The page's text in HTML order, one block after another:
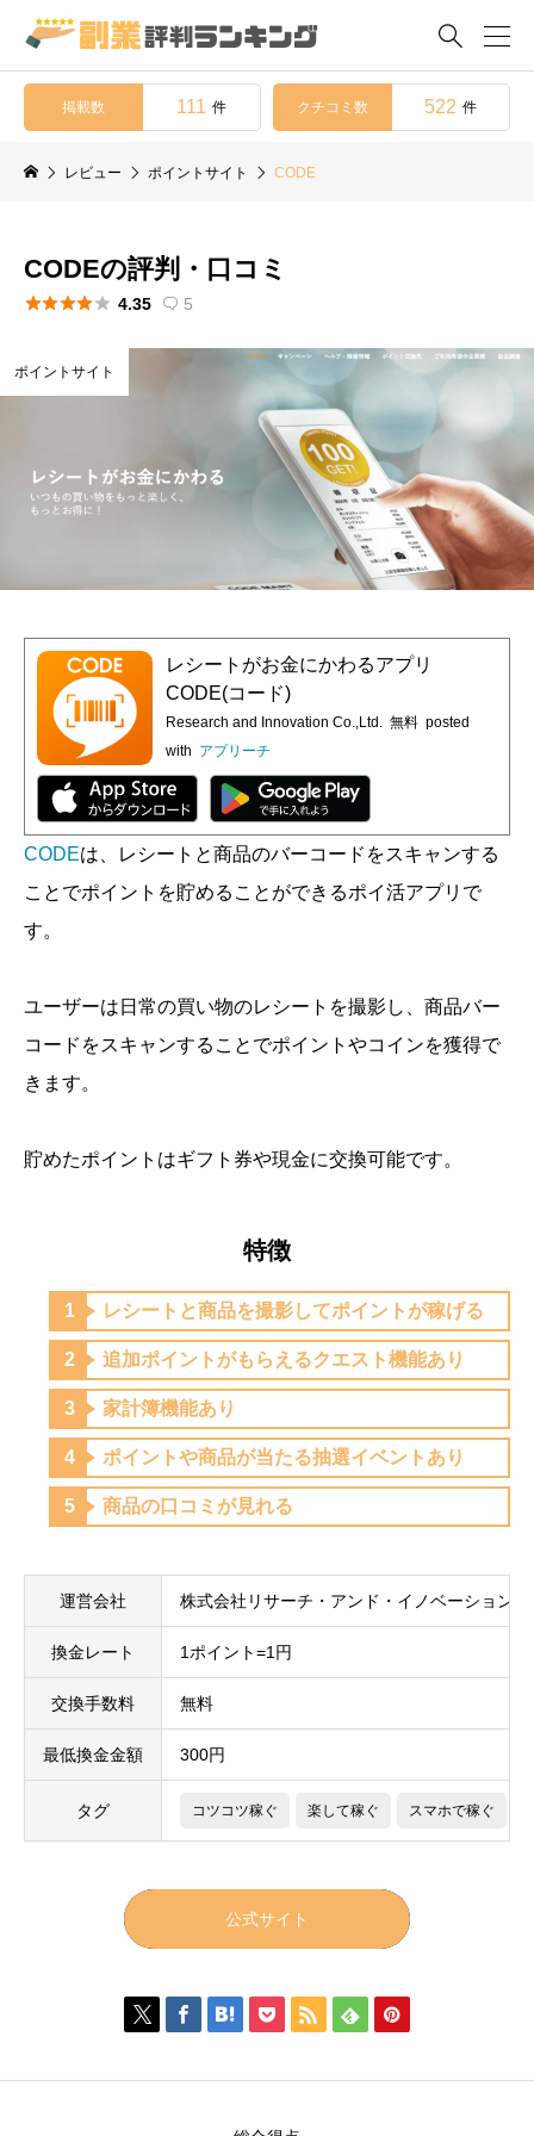

掲載数 111 件 クチコミ数 522 件
レビュー ポイントサイト CODE
CODEの評判・口コミ
 4.35  5
ポイントサイト
レシートがお金にかわるアプリ
CODE(コード)
Research and Innovation Co.,Ltd. 無料 posted
with アプリーチ
CODEは、レシートと商品のバーコードをスキャンする
ことでポイントを貯めることができるポイ活アプリで
す。
ユーザーは日常の買い物のレシートを撮影し、商品バー
コードをスキャンすることでポイントやコインを獲得で
きます。
貯めたポイントはギフト券や現金に交換可能です。
特徴
レシートと商品を撮影してポイントが稼げる
追加ポイントがもらえるクエスト機能あり
家計簿機能あり
ポイントや商品が当たる抽選イベントあり
商品の口コミが見れる
運営会社 株式会社リサーチ・アンド・イノベーション
換金レート 1ポイント=1円
交換手数料 無料
最低換金金額 300円
タグ コツコツ稼ぐ 楽して稼ぐ スマホで稼ぐ
公式サイト
      